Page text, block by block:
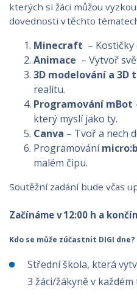
kterých si žáci můžou
dovednosti v těchto
Minecraft –
Animace – Vytvoř
3D modelování a 3D
realitu.
Programování mBot
který myslí jako ty.
Canva – Tvoř a nech
Programování
malém čipu.
Soutěžní zadání bude včas
Začínáme v 12:00 h a
Kdo se může zúčastnit DIGI dne?
Střední škola, která
3 žáci/žákyně v každém